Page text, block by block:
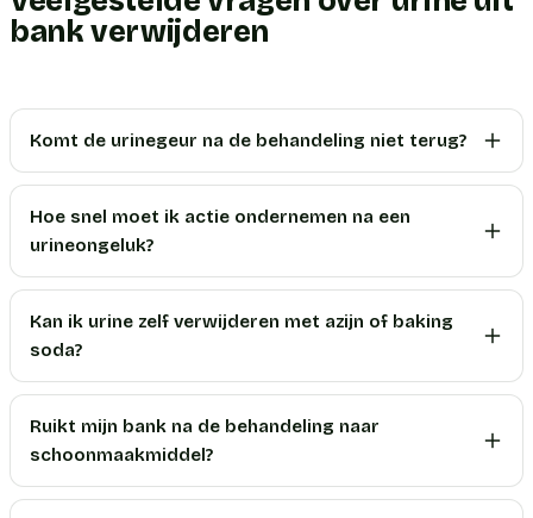
bank verwijderen
Komt de urinegeur na de behandeling niet terug?
Hoe snel moet ik actie ondernemen na een
urineongeluk?
Kan ik urine zelf verwijderen met azijn of baking
soda?
Ruikt mijn bank na de behandeling naar
schoonmaakmiddel?